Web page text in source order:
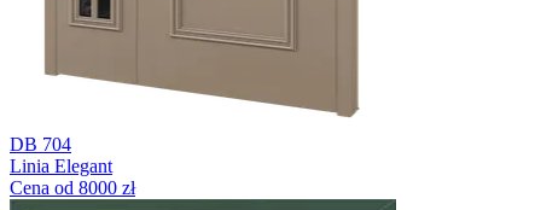
DB 704
Linia Elegant
Cena od 8000 zł